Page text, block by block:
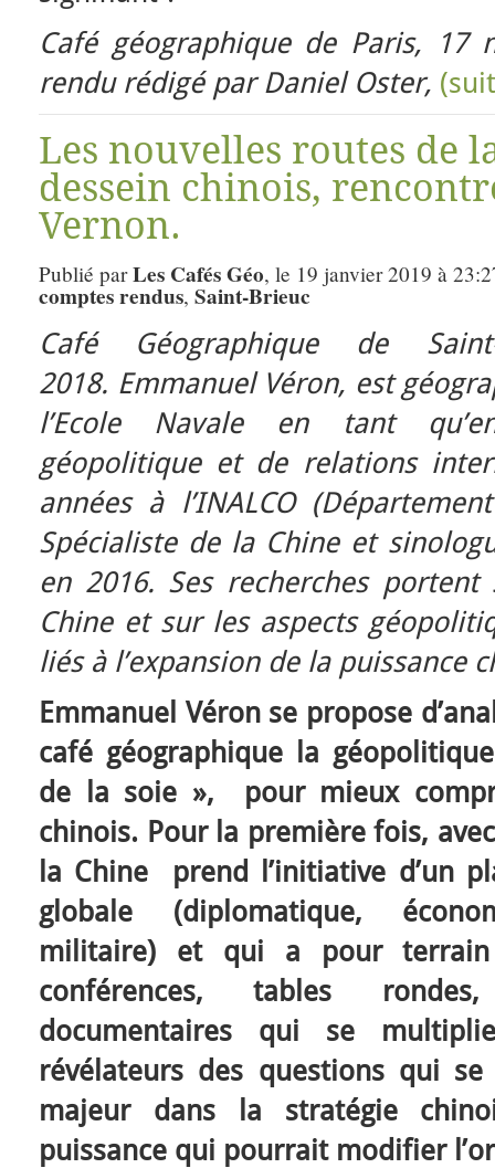
Café géographique de Paris, 17
rendu rédigé par Daniel Oster,
Les nouvelles routes de
dessein chinois,
Vernon.
Publié parLes Cafés Géo, le 19 janvier 2019 à
comptes rendus, Saint-Brieuc
Café Géographique de
2018. Emmanuel Véron, est
l’Ecole Navale en tant
géopolitique et de relations
années à l’INALCO
Spécialiste de la Chine et
en 2016. Ses recherches
Chine et sur les aspects
liés à l’expansion de la puissance
Emmanuel Véron se propose
café géographique la
de la soie », pour mieux
chinois. Pour la première fois,
la Chine prend l’initiative d’un
globale (diplomatique,
militaire) et qui a pour terrain
conférences, tables
documentaires qui se
révélateurs des questions qui
majeur dans la stratégie
puissance qui pourrait modifier